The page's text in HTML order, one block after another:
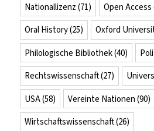
Nationallizenz (71) Open Access
Oral History(25) Oxford
Philologische Bibliothek(40)
Rechtswissenschaft(27)
USA(58) Vereinte Nationen (90)
Wirtschaftswissenschaft(26)